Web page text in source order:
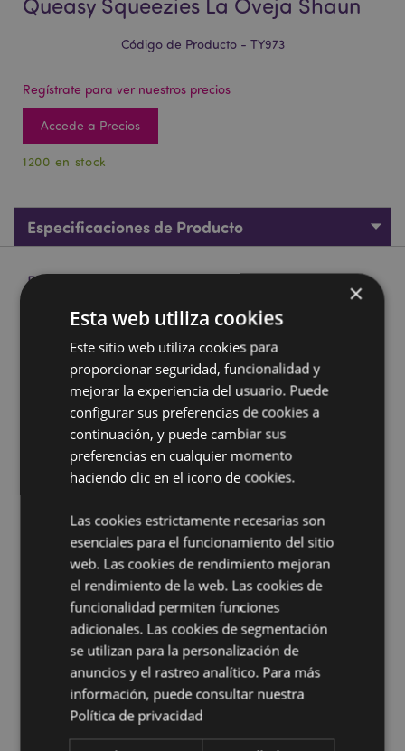
Código de Producto - TY973
Regístrate para ver nuestros precios
Accede a Precios
1200 en stock
Especificaciones de Producto
Descripción de Producto
Juguete Estrujable de Peluche Queasy Squeezies La Oveja
Material:Perlas de Poliéster y Poliacrilato
Marcado CE/UKCA:Sí
Sí
Apto Para NIños de:0+
Información sobre la Licencia:Este producto cuenta
mundo.
Información complementaria:
¿Quieres saber más acerca de los métodos de trabajo
de Puckator?Encuentra todo lo que necesitas saber
en la guía de compra del cliente.
Características del Producto
Información
Altura 7cm Largura 8cm Profundidade 6.5cm
5055071797309
×
Esta web utiliza cookies
Este sitio web utiliza cookies para
proporcionar seguridad, funcionalidad y
mejorar la experiencia del usuario. Puede
configurar sus preferencias de cookies a
continuación, y puede cambiar sus
preferencias en cualquier momento
haciendo clic en el icono de cookies.
Las cookies estrictamente necesarias son
esenciales para el funcionamiento del sitio
web. Las cookies de rendimiento mejoran
el rendimiento de la web. Las cookies de
funcionalidad permiten funciones
adicionales. Las cookies de segmentación
se utilizan para la personalización de
anuncios y el rastreo analítico. Para más
información, puede consultar nuestra
Política de privacidad